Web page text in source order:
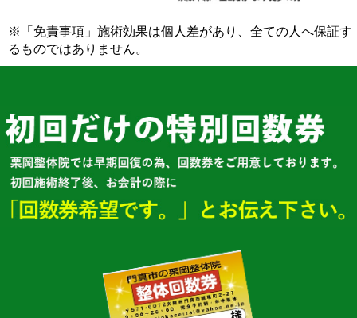
※「免責事項」施術効果は個人差があり、全ての人へ保証す
るものではありません。